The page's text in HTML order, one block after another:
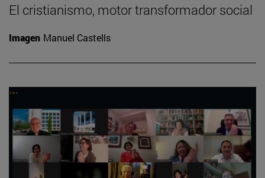
El cristianismo, motor transformador social
Imagen Manuel Castells